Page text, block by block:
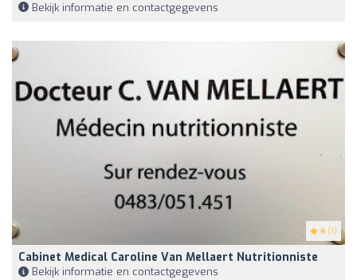
Bekijk informatie en contactgegevens
4 (1)
Cabinet Medical Caroline Van Mellaert Nutritionniste
Bekijk informatie en contactgegevens